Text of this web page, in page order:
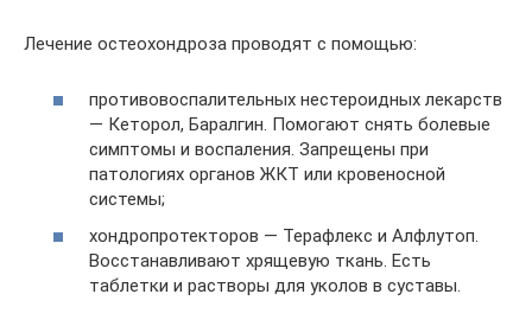
Лечение остеохондроза проводят с помощью:
противовоспалительных нестероидных лекарств
— Кеторол, Баралгин. Помогают снять болевые
симптомы и воспаления. Запрещены при
патологиях органов ЖКТ или кровеносной
системы;
хондропротекторов — Терафлекс и Алфлутоп.
Восстанавливают хрящевую ткань. Есть
таблетки и растворы для уколов в суставы.